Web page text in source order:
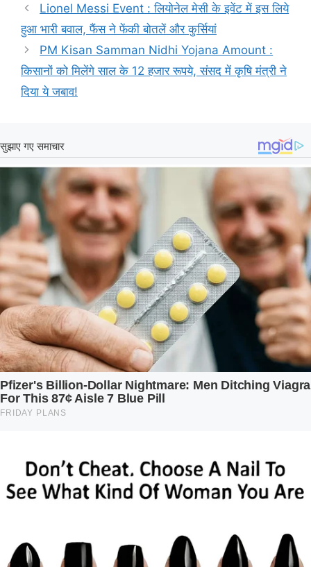
Lionel Messi Event : लियोनेल मेसी के इवेंट में इस लिये
हुआ भारी बवाल, फैंस ने फेंकी बोतलें और कुर्सियां
PM Kisan Samman Nidhi Yojana Amount :
किसानों को मिलेंगे साल के 12 हजार रूपये, संसद में कृषि मंत्री ने
दिया ये जबाव!